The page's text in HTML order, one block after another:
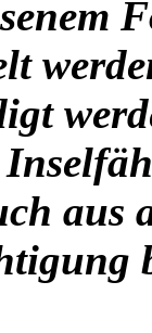
aus